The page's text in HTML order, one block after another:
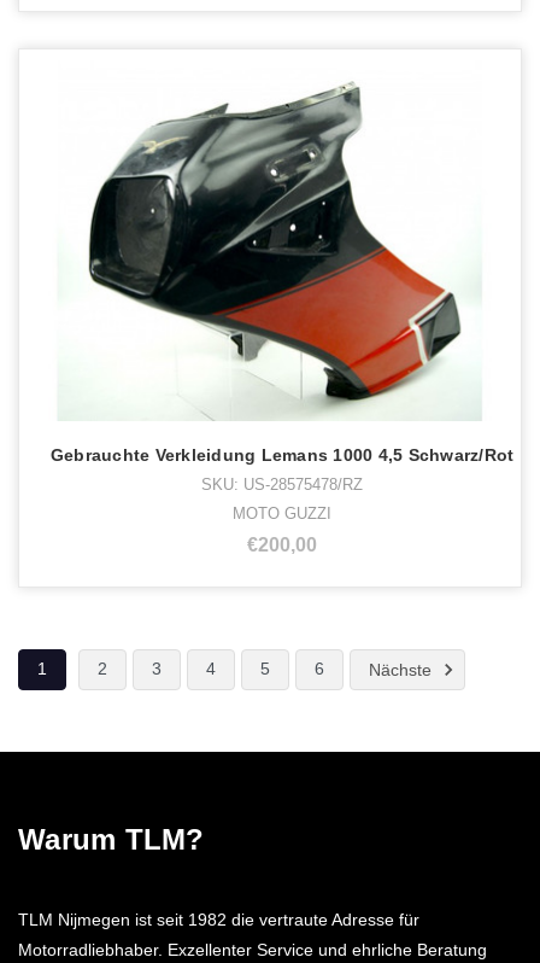
Gebrauchte Verkleidung Lemans 1000 4,5 Schwarz/Rot
SKU: US-28575478/RZ
MOTO GUZZI
€200,00
1 2 3 4 5 6 Nächste
Warum TLM?
TLM Nijmegen ist seit 1982 die vertraute Adresse für
Motorradliebhaber. Exzellenter Service und ehrliche Beratung